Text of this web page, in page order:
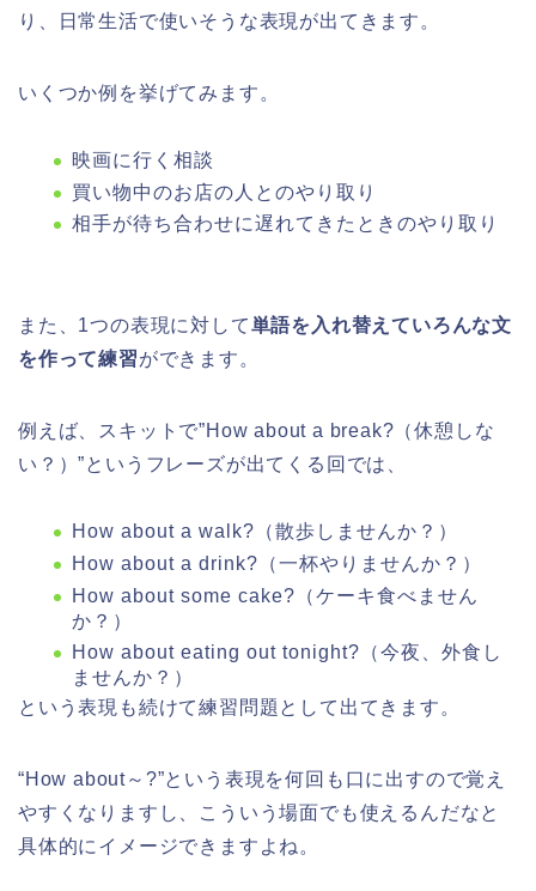
り、日常生活で使いそうな表現が出てきます。
いくつか例を挙げてみます。
映画に行く相談
買い物中のお店の人とのやり取り
相手が待ち合わせに遅れてきたときのやり取り
また、1つの表現に対して単語を入れ替えていろんな文
を作って練習ができます。
例えば、スキットで”How about a break?（休憩しな
い？）”というフレーズが出てくる回では、
How about a walk?（散歩しませんか？）
How about a drink?（一杯やりませんか？）
How about some cake?（ケーキ食べません
か？）
How about eating out tonight?（今夜、外食し
ませんか？）
という表現も続けて練習問題として出てきます。
“How about～?”という表現を何回も口に出すので覚え
やすくなりますし、こういう場面でも使えるんだなと
具体的にイメージできますよね。